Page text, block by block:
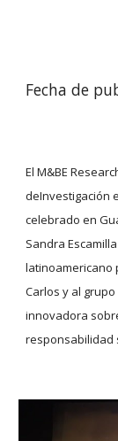
Fecha de
El M&BE
deInvestigación
celebrado en
Sandra
latinoamericano
Carlos y al
innovadora
responsabilidad